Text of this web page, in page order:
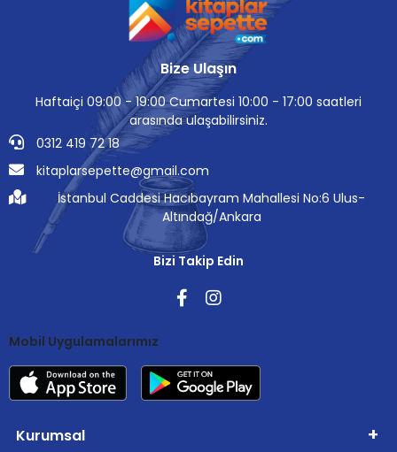
Bize Ulaşın
Haftaiçi 09:00 - 19:00 Cumartesi 10:00 - 17:00 saatleri
arasında ulaşabilirsiniz.
0312 419 72 18
kitaplarsepette@gmail.com
İstanbul Caddesi Hacıbayram Mahallesi No:6 Ulus-
Altındağ/Ankara
Bizi Takip Edin
Mobil Uygulamalarımız
Kurumsal